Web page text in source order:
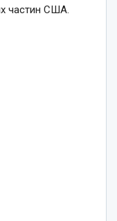
частин США.